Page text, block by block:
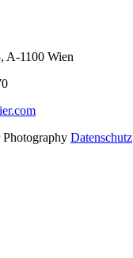
A-1100 Wien
Datenschutz